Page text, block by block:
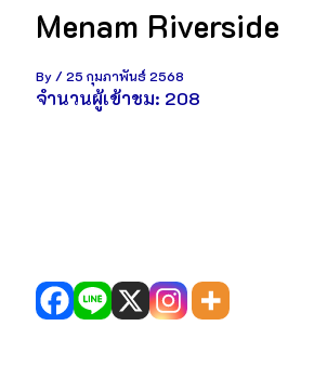
Menam Riverside
By /25 กุมภาพันธ์ 2568
จำนวนผู้เข้าชม: 208